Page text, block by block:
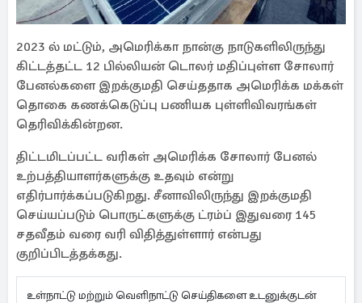
2023 ல் மட்டும், அமெரிக்கா நான்கு நாடுகளிலிருந்து
கிட்டத்தட்ட 12 பில்லியன் டொலர் மதிப்புள்ள சோலார்
பேனல்களை இறக்குமதி செய்ததாக அமெரிக்க மக்கள்
தொகை கணக்கெடுப்பு பணியக புள்ளிவிவரங்கள்
தெரிவிக்கின்றன.
திட்டமிடப்பட்ட வரிகள் அமெரிக்க சோலார் பேனல்
உற்பத்தியாளர்களுக்கு உதவும் என்று
எதிர்பார்க்கப்படுகிறது. சீனாவிலிருந்து இறக்குமதி
செய்யப்படும் பொருட்களுக்கு ட்ரம்ப் இதுவரை 145
சதவீதம் வரை வரி விதித்துள்ளார் என்பது
குறிப்பிடத்தக்கது.
உள்நாட்டு மற்றும் வெளிநாட்டு செய்திகளை உடனுக்குடன்